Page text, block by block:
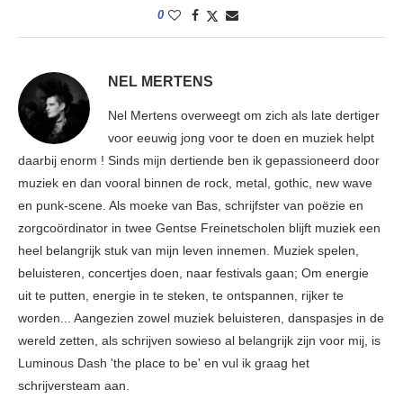
0
NEL MERTENS
Nel Mertens overweegt om zich als late dertiger
voor eeuwig jong voor te doen en muziek helpt
daarbij enorm ! Sinds mijn dertiende ben ik gepassioneerd door
muziek en dan vooral binnen de rock, metal, gothic, new wave
en punk-scene. Als moeke van Bas, schrijfster van poëzie en
zorgcoördinator in twee Gentse Freinetscholen blijft muziek een
heel belangrijk stuk van mijn leven innemen. Muziek spelen,
beluisteren, concertjes doen, naar festivals gaan; Om energie
uit te putten, energie in te steken, te ontspannen, rijker te
worden... Aangezien zowel muziek beluisteren, danspasjes in de
wereld zetten, als schrijven sowieso al belangrijk zijn voor mij, is
Luminous Dash 'the place to be' en vul ik graag het
schrijversteam aan.